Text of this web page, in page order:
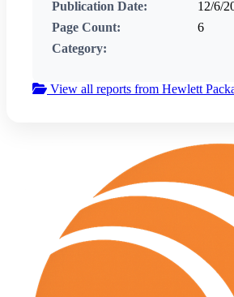
Publication Date:
12/6/
Page Count:
6
Category:
View all reports from Hewlett